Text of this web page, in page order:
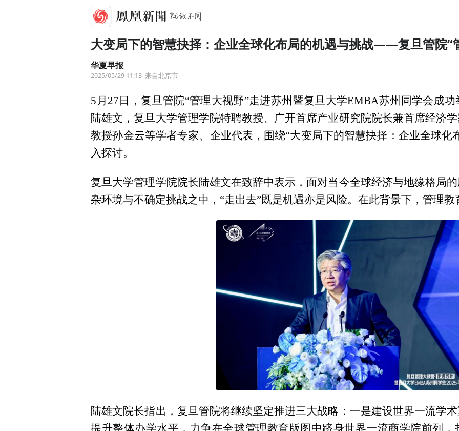
大变局下的智慧抉择：企业全球化布局的机遇与挑战——复旦管院“
华夏早报
2025/05/29 11:13 来自北京市
5月27日，复旦管院“管理大视野”走进苏州暨复旦大学EMBA苏州同学会成
陆雄文，复旦大学管理学院特聘教授、广开首席产业研究院院长兼首席经济
教授孙金云等学者专家、企业代表，围绕“大变局下的智慧抉择：企业全球化
入探讨。
复旦大学管理学院院长陆雄文在致辞中表示，面对当今全球经济与地缘格局
杂环境与不确定挑战之中，“走出去”既是机遇亦是风险。在此背景下，管理
陆雄文院长指出，复旦管院将继续坚定推进三大战略：一是建设世界一流学
提升整体办学水平，力争在全球管理教育版图中跻身世界一流商学院前列